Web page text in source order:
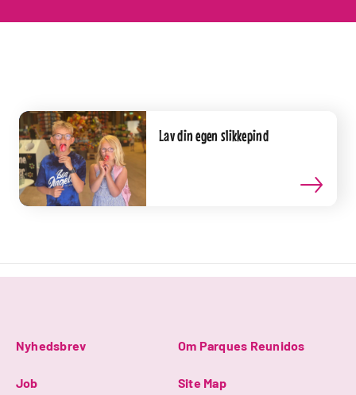
Lav din egen slikkepind
Nyhedsbrev Om Parques Reunidos
Job Site Map